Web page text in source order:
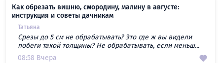
Как обрезать вишню, смородину, малину в августе:
инструкция и советы дачникам
Татьяна
Срезы до 5 см не обрабатывать? Это где ж вы видели
побеги такой толщины? Не обрабатывать, если меньш...
08:58 Вчера